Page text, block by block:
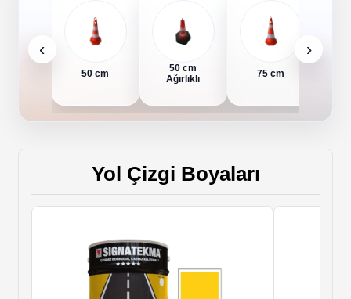
‹
50 cm
50 cm
Ağırlıklı
75 cm
›
Yol Çizgi Boyaları